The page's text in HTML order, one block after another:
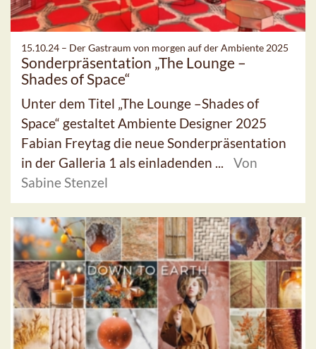
15.10.24 – Der Gastraum von morgen auf der Ambiente 2025
Sonderpräsentation „The Lounge –
Shades of Space“
Unter dem Titel „The Lounge –Shades of
Space“ gestaltet Ambiente Designer 2025
Fabian Freytag die neue Sonderpräsentation
in der Galleria 1 als einladenden ...
Von
Sabine Stenzel